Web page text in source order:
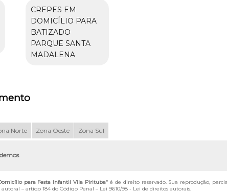
CREPES EM
DOMICÍLIO PARA
BATIZADO
PARQUE SANTA
MADALENA
Norte Zona Oeste Zona Sul
para Festa Infantil Vila Pirituba" é de direito reservado. Sua reprodução,
– artigo 184 do Código Penal – Lei 9610/98 - Lei de direitos autorais.